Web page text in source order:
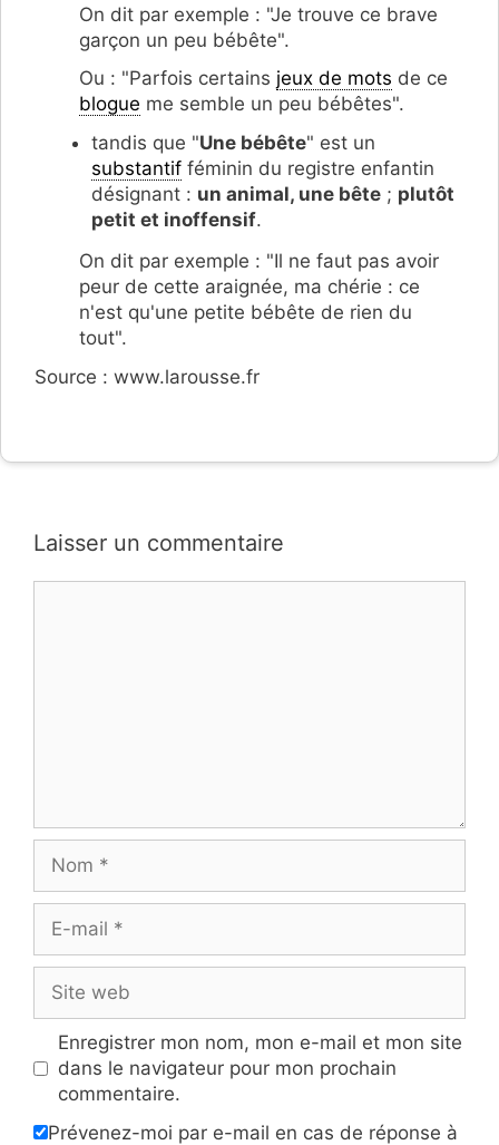
On dit par exemple : "Je trouve ce brave
garçon un peu bébête".
Ou : "Parfois certains jeux de mots de ce
blogue me semble un peu bébêtes".
tandis que "Une bébête" est un
substantif féminin du registre enfantin
désignant : un animal, une bête ; plutôt
petit et inoffensif.
On dit par exemple : "Il ne faut pas avoir
peur de cette araignée, ma chérie : ce
n'est qu'une petite bébête de rien du
tout".
Source : www.larousse.fr
Laisser un commentaire
mail
web
Enregistrer mon nom, mon e-mail et mon site
dans le navigateur pour mon prochain
commentaire.
Prévenez-moi par e-mail en cas de réponse à